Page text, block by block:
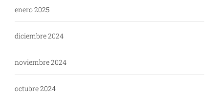
enero 2025
diciembre 2024
noviembre 2024
octubre 2024